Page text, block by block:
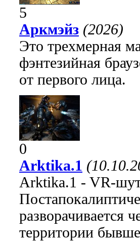
5
Аркмэйз (2026)
Это трехмерная
фэнтезийная
от первого лица.
0
Arktika.1
Arktika.1 - VR-
разворачивается
территории